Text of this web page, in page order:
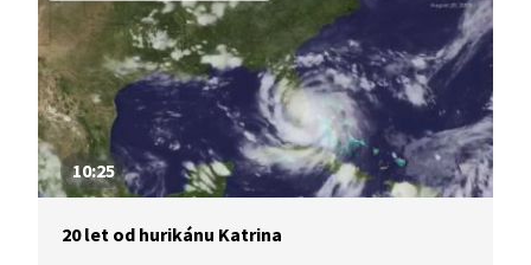
10:25
20 let od hurikánu Katrina